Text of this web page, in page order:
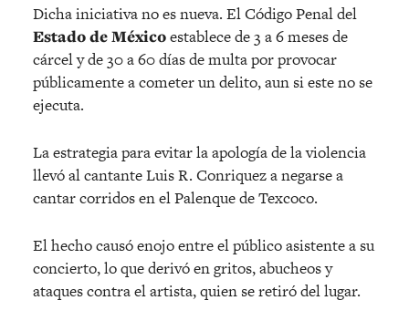
Dicha iniciativa no es nueva. El Código Penal del
Estado de Méxicoestablece de 3 a 6 meses de
cárcel y de 30 a 60 días de multa por provocar
públicamente a cometer un delito, aun si este no se
ejecuta.
La estrategia para evitar la apología de la violencia
llevó al cantante Luis R. Conriquez a negarse a
cantar corridos en el Palenque de Texcoco.
El hecho causó enojo entre el público asistente a su
concierto, lo que derivó en gritos, abucheos y
ataques contra el artista, quien se retiró del lugar.